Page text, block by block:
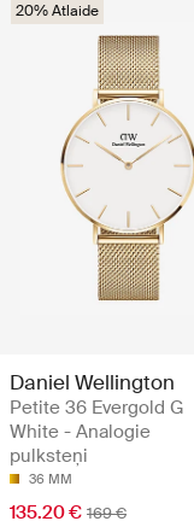
20% Atlaide
Daniel Wellington
Petite 36 Evergold G
White - Analogie
pulksteņi
36 MM
135.20 € 169 €